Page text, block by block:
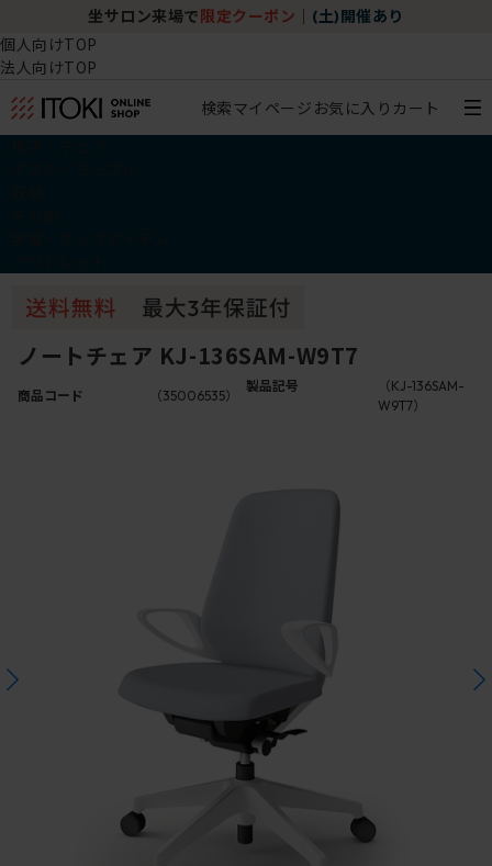
坐サロン来場で 限定クーポン (土)開催あり
個人向けTOP
法人向けTOP
検索マイページ お気に入り カート
ノートチェア KJ-136SAM-W9T7
商品コード （35006535）
製品記号
（KJ-136SAM-
W9T7）